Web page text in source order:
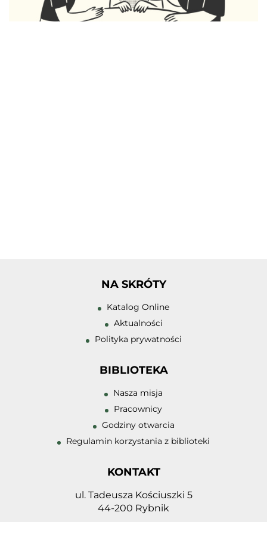
NA SKRÓTY
Katalog Online
Aktualności
Polityka prywatności
BIBLIOTEKA
Nasza misja
Pracownicy
Godziny otwarcia
Regulamin korzystania z biblioteki
KONTAKT
ul. Tadeusza Kościuszki 5
44-200 Rybnik
Odcienie